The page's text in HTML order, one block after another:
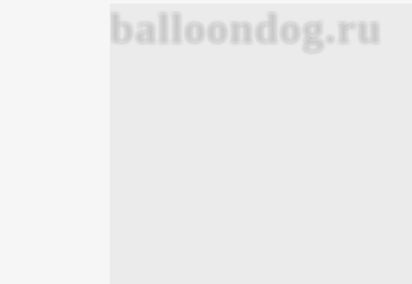
balloondog.ru